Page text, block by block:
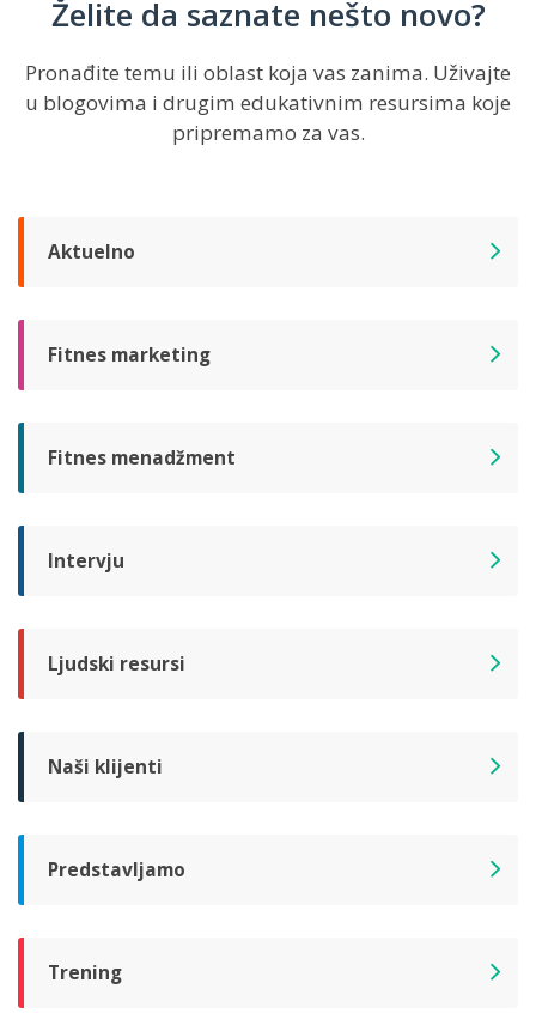
Želite da saznate nešto novo?
Pronađite temu ili oblast koja vas zanima. Uživajte
u blogovima i drugim edukativnim resursima koje
pripremamo za vas.
Aktuelno
Fitnes marketing
Fitnes menadžment
Intervju
Ljudski resursi
Naši klijenti
Predstavljamo
Trening